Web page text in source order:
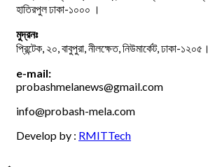
হাতিরপুল ঢাকা-১০০০ ।
মুদ্রনঃ
প্রিন্টেক, ২০, বাবুপুরা, নীলক্ষেত, নিউমার্কেট, ঢাকা-১২০৫।
e-mail:
probashmelanews@gmail.com
info@probash-mela.com
Develop by : RMITTech